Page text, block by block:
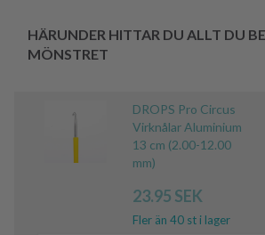
HÄRUNDER HITTAR DU ALLT DU
MÖNSTRET
DROPS Pro Circus
Virknålar Aluminium
13 cm (2.00-12.00
mm)
23.95 SEK
Fler än 40 st i lager